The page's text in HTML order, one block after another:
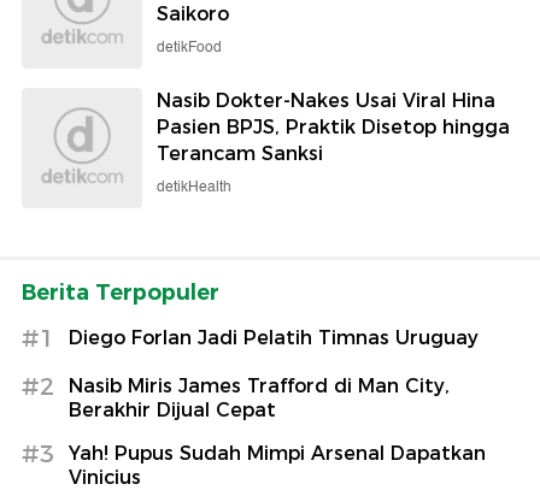
Saikoro
detikFood
Nasib Dokter-Nakes Usai Viral Hina
Pasien BPJS, Praktik Disetop hingga
Terancam Sanksi
detikHealth
Berita Terpopuler
#1 Diego Forlan Jadi Pelatih Timnas Uruguay
#2
Nasib Miris James Trafford di Man City,
Berakhir Dijual Cepat
#3
Yah! Pupus Sudah Mimpi Arsenal Dapatkan
Vinicius